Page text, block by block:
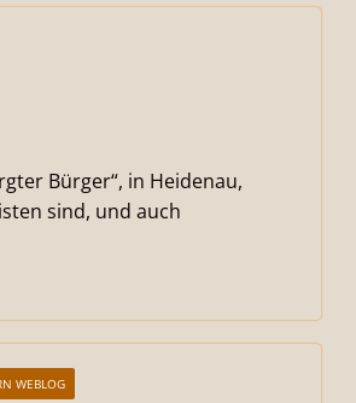
Bürger“, in Heidenau,
sind, und auch
WEBLOG